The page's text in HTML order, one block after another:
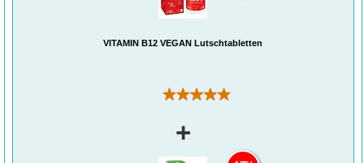
VITAMIN B12 VEGAN Lutschtabletten
(1)
+